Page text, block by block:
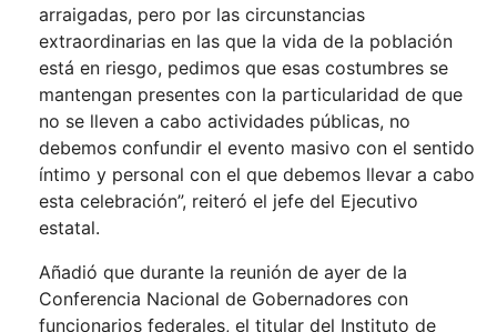
arraigadas, pero por las circunstancias
extraordinarias en las que la vida de la población
está en riesgo, pedimos que esas costumbres se
mantengan presentes con la particularidad de que
no se lleven a cabo actividades públicas, no
debemos confundir el evento masivo con el sentido
íntimo y personal con el que debemos llevar a cabo
esta celebración”, reiteró el jefe del Ejecutivo
estatal.
Añadió que durante la reunión de ayer de la
Conferencia Nacional de Gobernadores con
funcionarios federales, el titular del Instituto de